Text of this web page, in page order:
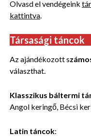
Olvasd el vendégeink
kattintva
Társasági táncok
Az ajándékozott s
választhat.
Klasszikus báltermi
Angol keringő, Bécsi
Latin táncok: